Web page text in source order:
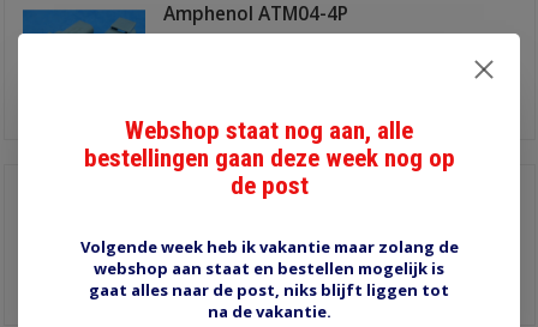
Amphenol ATM04-4P
vierpolig
Delphi Weatherpack
male
18 stuks Informatie
Webshop staat nog aan, alle
bestellingen gaan deze week nog op
de post
Volgende week heb ik vakantie maar zolang de
webshop aan staat en bestellen mogelijk is
gaat alles naar de post, niks blijft liggen tot
na de vakantie.